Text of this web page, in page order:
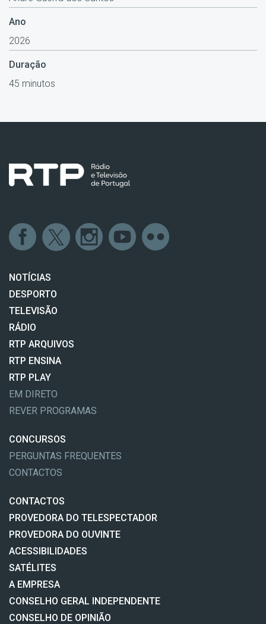
Ano
2026
Duração
45 minutos
NOTÍCIAS
DESPORTO
TELEVISÃO
RÁDIO
RTP ARQUIVOS
RTP ENSINA
RTP PLAY
EM DIRETO
REVER PROGRAMAS
CONCURSOS
PERGUNTAS FREQUENTES
CONTACTOS
CONTACTOS
PROVEDORA DO TELESPECTADOR
PROVEDORA DO OUVINTE
ACESSIBILIDADES
SATÉLITES
A EMPRESA
CONSELHO GERAL INDEPENDENTE
CONSELHO DE OPINIÃO